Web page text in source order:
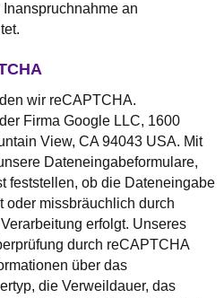
an
wir reCAPTCHA.
Firma Google LLC, 1600
View, CA 94043 USA. Mit
Dateneingabeformulare,
feststellen, ob die Dateneingabe
oder missbräuchlich durch
erfolgt. Unseres
durch reCAPTCHA
über das
die Verweildauer, das